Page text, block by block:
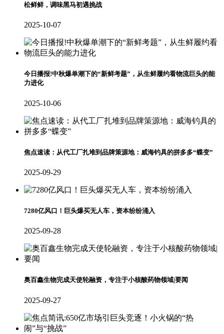
松鲜鲜，调味黑马初遇挑战
2025-10-07
今日播报!中秋爆单潮下的“新鲜考题”，从生鲜履约看物流巨头的能
力进化
2025-10-06
焦点速读：从代工厂扎堆到品牌策源地：威海钓具的拼多多“蝶变”
2025-09-29
7280亿风口！巨头爆买无人车，资本纷纷涌入
2025-09-28
奥百鑫生物完成天使轮融资，专注于小核酸药物领域|要闻
2025-09-27